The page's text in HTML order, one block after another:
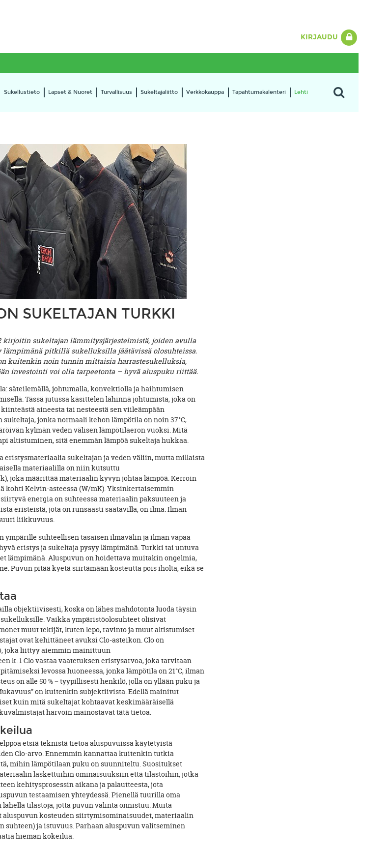
KIRJAUDU
Sukellustieto Lapset & Nuoret Turvallisuus Sukeltajaliitto Verkkokauppa Tapahtumakalenteri Lehti
SUKELTAJAN TURKKI
kirjoitin sukeltajan lämmitysjärjestelmistä, joiden avulla
pitkillä sukelluksilla jäätävissä olosuhteissa.
kuitenkin noin tunnin mittaisia harrastesukelluksia,
investointi voi olla tarpeetonta – hyvä aluspuku riittää.
säteilemällä, johtumalla, konvektiolla ja haihtumisen
Tässä jutussa käsittelen lähinnä johtumista, joka on
aineesta tai nesteestä sen viileämpään
jonka normaali kehon lämpötila on noin 37°C,
kylmän veden välisen lämpötilaeron vuoksi. Mitä
altistuminen, sitä enemmän lämpöä sukeltaja hukkaa.
eristysmateriaalia sukeltajan ja veden väliin, mutta millaista
materiaalilla on niin kutsuttu
joka määrittää materiaalin kyvyn johtaa lämpöä. Kerroin
kohti Kelvin-asteessa (W/mK). Yksinkertaisemmin
energia on suhteessa materiaalin paksuuteen ja
eristeistä, jota on runsaasti saatavilla, on ilma. Ilman
liikkuvuus.
ympärille suhteellisen tasaisen ilmavälin ja ilman vapaa
eristys ja sukeltaja pysyy lämpimänä. Turkki tai untuva
lämpimänä. Aluspuvun on hoidettava muitakin ongelmia,
Puvun pitää kyetä siirtämään kosteutta pois iholta, eikä se
objektiivisesti, koska on lähes mahdotonta luoda täysin
Vaikka ympäristöolosuhteet olisivat
muut tekijät, kuten lepo, ravinto ja muut altistumiset
ovat kehittäneet avuksi Clo-asteikon. Clo on
joka liittyy aiemmin mainittuun
k. 1 Clo vastaa vaatetuksen eristysarvoa, joka tarvitaan
levossa huoneessa, jonka lämpötila on 21°C, ilman
on alle 50 % − tyypillisesti henkilö, jolla on yllään puku ja
on kuitenkin subjektiivista. Edellä mainitut
kuin mitä sukeltajat kohtaavat keskimääräisellä
harvoin mainostavat tätä tietoa.
etsiä teknistä tietoa aluspuvuissa käytetyistä
Clo-arvo. Ennemmin kannattaa kuitenkin tutkia
mihin lämpötilaan puku on suunniteltu. Suositukset
laskettuihin ominaisuuksiin että tilastoihin, jotka
kehitysprosessin aikana ja palautteesta, jota
testaamisen yhteydessä. Pienellä tuurilla oma
tilastoja, jotta puvun valinta onnistuu. Muita
kosteuden siirtymisominaisuudet, materiaalin
suhteen) ja istuvuus. Parhaan aluspuvun valitseminen
hieman kokeilua.